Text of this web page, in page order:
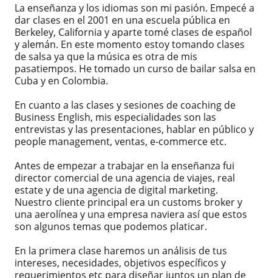
La enseñanza y los idiomas son mi pasión. Empecé a
dar clases en el 2001 en una escuela pública en
Berkeley, California y aparte tomé clases de español
y alemán. En este momento estoy tomando clases
de salsa ya que la música es otra de mis
pasatiempos. He tomado un curso de bailar salsa en
Cuba y en Colombia.
En cuanto a las clases y sesiones de coaching de
Business English, mis especialidades son las
entrevistas y las presentaciones, hablar en público y
people management, ventas, e-commerce etc.
Antes de empezar a trabajar en la enseñanza fui
director comercial de una agencia de viajes, real
estate y de una agencia de digital marketing.
Nuestro cliente principal era un customs broker y
una aerolínea y una empresa naviera así que estos
son algunos temas que podemos platicar.
En la primera clase haremos un análisis de tus
intereses, necesidades, objetivos específicos y
requerimientos etc para diseñar juntos un plan de